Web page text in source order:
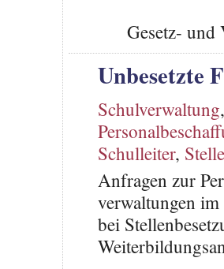
Gesetz-
Unbesetzte
Schulverwaltung
Schulleiter,
Anfragen zur
verwaltungen
bei